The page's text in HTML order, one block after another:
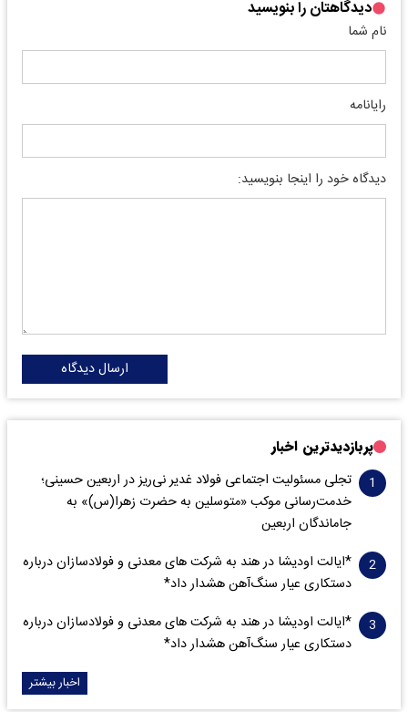
دیدگاهتان را بنویسید
نام شما
رایانامه
دیدگاه خود را اینجا بنویسید:
ارسال دیدگاه
پربازدیدترین اخبار
تجلی مسئولیت اجتماعی فولاد غدیر نی‌ریز در اربعین حسینی؛
خدمت‌رسانی موکب «متوسلین به حضرت زهرا(س)» به
جاماندگان اربعین
*ایالت اودیشا در هند به شرکت های معدنی و فولادسازان درباره
دستکاری عیار سنگ‌آهن هشدار داد*
*ایالت اودیشا در هند به شرکت های معدنی و فولادسازان درباره
دستکاری عیار سنگ‌آهن هشدار داد*
اخبار بیشتر